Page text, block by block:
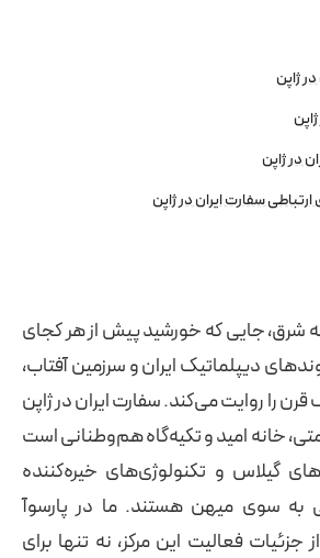
ژاپن
در ژاپن
سفارت ایران در ژاپن
شرق، جایی که خورشید پیش از هر کجای
دیپلماتیک ایران و سرزمین آفتاب،
را روایت می‌کند. سفارت ایران در ژاپن
خانه امید و تکیه‌گاه هم‌وطنانی است
گیلاس و تکنولوژی‌های خیره‌کننده
به سوی میهن هستند. ما در پارسوآ
فعالیت این مرکز، نه تنها برای